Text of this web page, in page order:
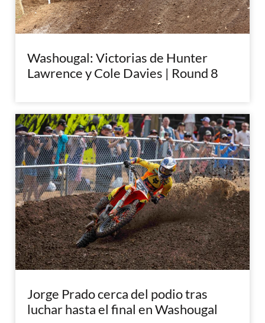
Washougal: Victorias de Hunter
Lawrence y Cole Davies | Round 8
Jorge Prado cerca del podio tras
luchar hasta el final en Washougal